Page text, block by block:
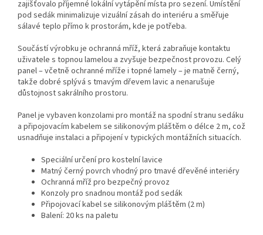
zajišťovalo příjemné lokální vytápění místa pro sezení. Umístění
pod sedák minimalizuje vizuální zásah do interiéru a směřuje
sálavé teplo přímo k prostorám, kde je potřeba.
Součástí výrobku je ochranná mříž, která zabraňuje kontaktu
uživatele s topnou lamelou a zvyšuje bezpečnost provozu. Celý
panel – včetně ochranné mříže i topné lamely – je matně černý,
takže dobré splývá s tmavým dřevem lavic a nenarušuje
důstojnost sakrálního prostoru.
Panel je vybaven konzolami pro montáž na spodní stranu sedáku
a připojovacím kabelem se silikonovým pláštěm o délce 2 m, což
usnadňuje instalaci a připojení v typických montážních situacích.
Speciální určení pro kostelní lavice
Matný černý povrch vhodný pro tmavé dřevěné interiéry
Ochranná mříž pro bezpečný provoz
Konzoly pro snadnou montáž pod sedák
Připojovací kabel se silikonovým pláštěm (2 m)
Balení: 20 ks na paletu